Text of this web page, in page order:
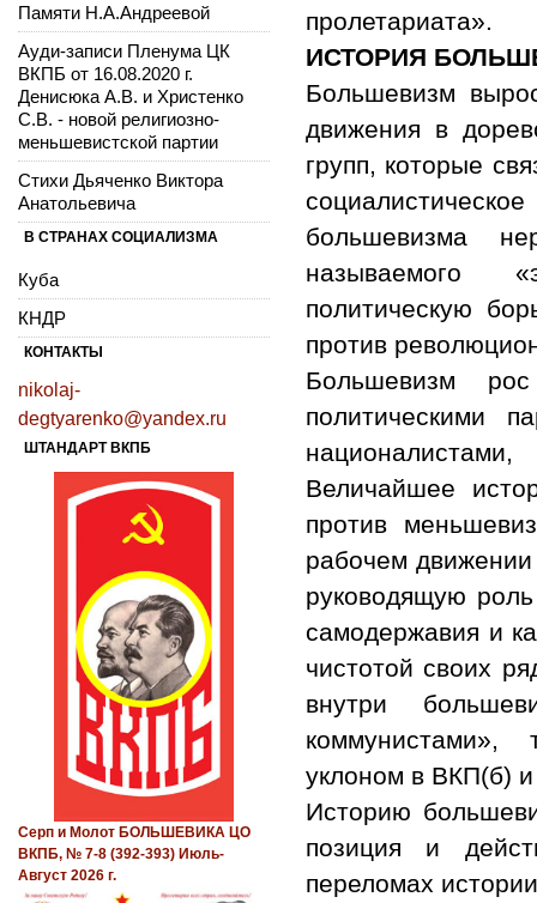
пролетариата».
ИСТОРИЯ
Большевизм
движения в
групп, которые
большевизма
называемого
политическую
против
Большевизм
политическими
Величайшее
против
рабочем
руководящую
самодержавия и
чистотой своих
внутри
коммунистами»,
уклоном в ВКП(б)
Историю
позиция и
переломах
Памяти Н.А.Андреевой
Ауди-записи Пленума ЦК
ВКПБ от 16.08.2020 г.
Денисюка А.В. и Христенко
С.В. - новой религиозно-
меньшевистской партии
Стихи Дьяченко Виктора
Анатольевича
В СТРАНАХ СОЦИАЛИЗМА
Куба
КНДР
КОНТАКТЫ
nikolaj-
degtyarenko@yandex.ru
ШТАНДАРТ ВКПБ
Серп и Молот БОЛЬШЕВИКА ЦО
ВКПБ, № 7-8 (392-393) Июль-
Август 2026 г.